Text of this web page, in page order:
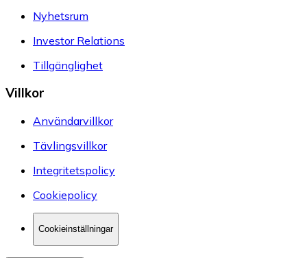
Nyhetsrum
Investor Relations
Tillgänglighet
Villkor
Användarvillkor
Tävlingsvillkor
Integritetspolicy
Cookiepolicy
Cookieinställningar